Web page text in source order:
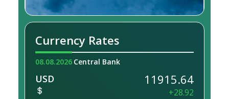
Currency Rates
08.08.2026 Central Bank
USD 11915.64
+28.92